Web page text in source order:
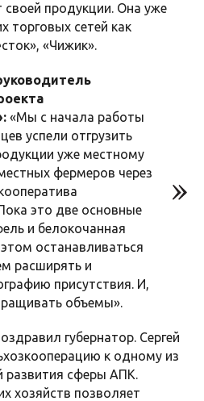
своей продукции. Она уже
торговых сетей как
«Чижик».
«Мы с начала работы
успели отгрузить
уже местному
фермеров через
это две основные
и белокочанная
останавливаться
расширять и
присутствия. И,
объемы».
губернатор. Сергей
к одному из
развития сферы АПК.
хозяйств позволяет